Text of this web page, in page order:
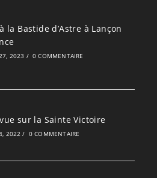
la Bastide d’Astre à Lançon
2023 / 0 COMMENTAIRE
sur la Sainte Victoire
2022 / 0 COMMENTAIRE